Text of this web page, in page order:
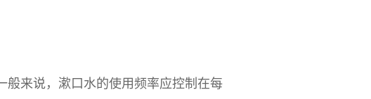
般来说，漱口水的使用频率应控制在每